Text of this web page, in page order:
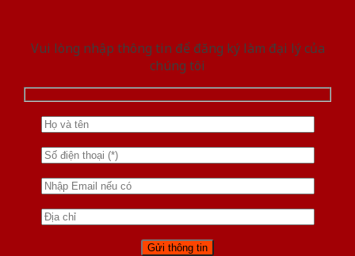
Vui lòng nhập thông tin để đăng ký làm đại lý của
chúng tôi